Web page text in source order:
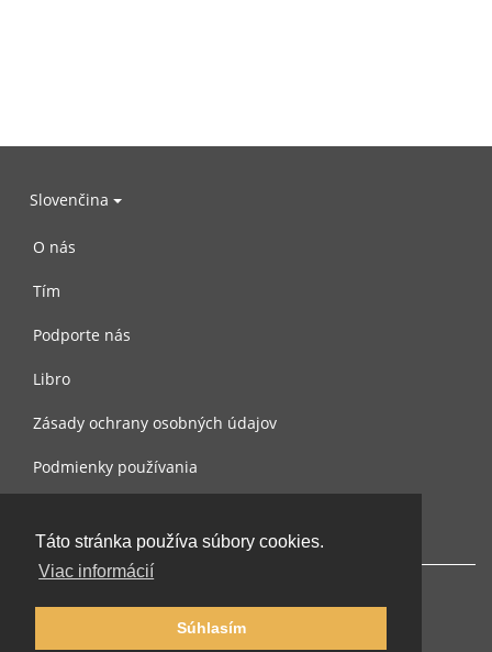
Táto stránka používa súbory cookies.
Viac informácií
Súhlasím
Slovenčina
O nás
Tím
Podporte nás
Libro
Zásady ochrany osobných údajov
Podmienky používania